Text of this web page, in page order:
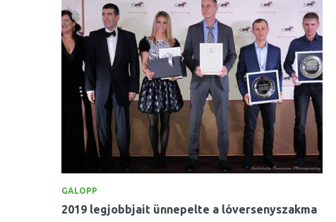
GALOPP
2019 legjobbjait ünnepelte a lóversenyszakma